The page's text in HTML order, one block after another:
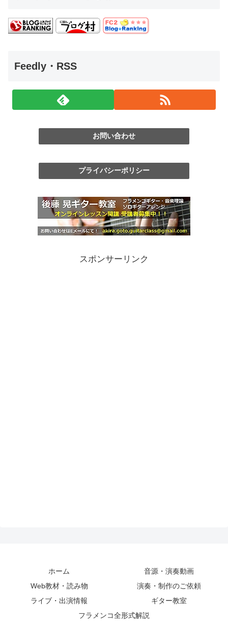
Feedly・RSS
お問い合わせ
プライバシーポリシー
スポンサーリンク
ホーム
音源・演奏動画
Web教材・読み物
演奏・制作のご依頼
ライブ・出演情報
ギター教室
フラメンコ全形式解説